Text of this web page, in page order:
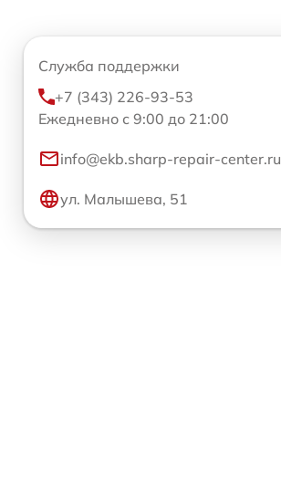
Служба поддержки
+7 (343) 226-93-53
Ежедневно с 9:00 до 21:00
info@ekb.sharp-repair-center.ru
ул. Малышева, 51